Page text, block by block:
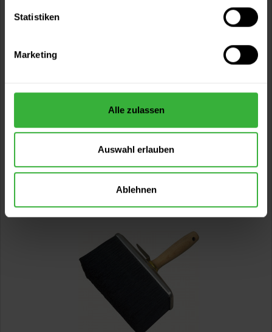
Statistiken
Marketing
Alle zulassen
Auswahl erlauben
Ablehnen
Nylonborsten, in Reihen vulkanisiert.
60,99 €
Inhalt:1 Stück